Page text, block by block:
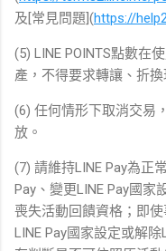
及[常見問題](https://
(5) LINE POINTS點數在
產，不得要求轉讓、折
(6) 任何情形下取消交易
放。
(7) 請維持LINE Pay為正
Pay、變更LINE Pay國家
喪失活動回饋資格；即
LINE Pay國家設定或解